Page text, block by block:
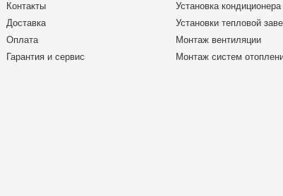
Контакты
Доставка
Оплата
Гарантия и сервис
Установка кондиционера
Установки тепловой
Монтаж вентиляции
Монтаж систем